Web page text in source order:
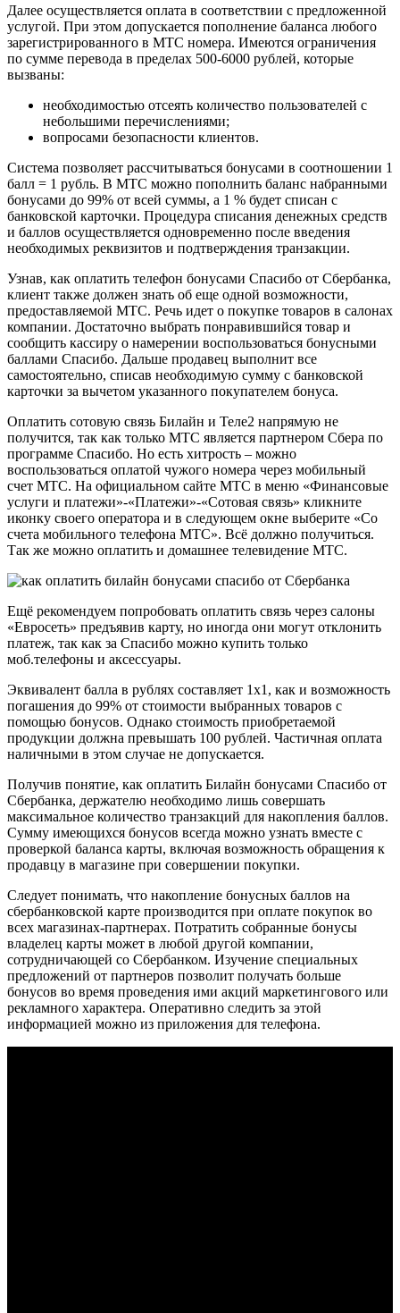
Далее осуществляется оплата в соответствии с предложенной
услугой. При этом допускается пополнение баланса любого
зарегистрированного в МТС номера. Имеются ограничения
по сумме перевода в пределах 500-6000 рублей, которые
вызваны:
необходимостью отсеять количество пользователей с
небольшими перечислениями;
вопросами безопасности клиентов.
Система позволяет рассчитываться бонусами в соотношении 1
балл = 1 рубль. В МТС можно пополнить баланс набранными
бонусами до 99% от всей суммы, а 1 % будет списан с
банковской карточки. Процедура списания денежных средств
и баллов осуществляется одновременно после введения
необходимых реквизитов и подтверждения транзакции.
Узнав, как оплатить телефон бонусами Спасибо от Сбербанка,
клиент также должен знать об еще одной возможности,
предоставляемой МТС. Речь идет о покупке товаров в салонах
компании. Достаточно выбрать понравившийся товар и
сообщить кассиру о намерении воспользоваться бонусными
баллами Спасибо. Дальше продавец выполнит все
самостоятельно, списав необходимую сумму с банковской
карточки за вычетом указанного покупателем бонуса.
Оплатить сотовую связь Билайн и Теле2 напрямую не
получится, так как только МТС является партнером Сбера по
программе Спасибо. Но есть хитрость – можно
воспользоваться оплатой чужого номера через мобильный
счет МТС. На официальном сайте МТС в меню «Финансовые
услуги и платежи»-«Платежи»-«Сотовая связь» кликните
иконку своего оператора и в следующем окне выберите «Со
счета мобильного телефона МТС». Всё должно получиться.
Так же можно оплатить и домашнее телевидение МТС.
Ещё рекомендуем попробовать оплатить связь через салоны
«Евросеть» предъявив карту, но иногда они могут отклонить
платеж, так как за Спасибо можно купить только
моб.телефоны и аксессуары.
Эквивалент балла в рублях составляет 1х1, как и возможность
погашения до 99% от стоимости выбранных товаров с
помощью бонусов. Однако стоимость приобретаемой
продукции должна превышать 100 рублей. Частичная оплата
наличными в этом случае не допускается.
Получив понятие, как оплатить Билайн бонусами Спасибо от
Сбербанка, держателю необходимо лишь совершать
максимальное количество транзакций для накопления баллов.
Сумму имеющихся бонусов всегда можно узнать вместе с
проверкой баланса карты, включая возможность обращения к
продавцу в магазине при совершении покупки.
Следует понимать, что накопление бонусных баллов на
сбербанковской карте производится при оплате покупок во
всех магазинах-партнерах. Потратить собранные бонусы
владелец карты может в любой другой компании,
сотрудничающей со Сбербанком. Изучение специальных
предложений от партнеров позволит получать больше
бонусов во время проведения ими акций маркетингового или
рекламного характера. Оперативно следить за этой
информацией можно из приложения для телефона.